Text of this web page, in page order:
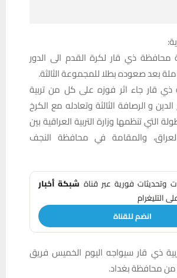
محافظة ذي قار لكرة القدم الى الدور
بعد صعوده بطلا للمجموعة الثالثة.
ذي قار جاء اثر فوزه على كل من تربية
و الرصافة الثالثة وتعادله مع الكرخ
التي تنظمها وزارة التربية العراقية بين
العراق، والمقامة في محافظة النجف
وتحديثات فورية عبر قناة شبكة أخبار
التليغرام
انضم للقناة
ذي قار سيواجه اليوم الخميس فريق
من محافظة بغداد.